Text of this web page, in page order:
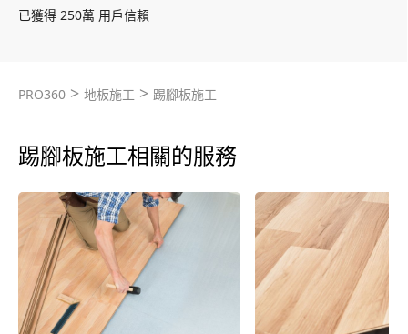
已獲得 250萬 用戶信賴
PRO360 > 地板施工 > 踢腳板施工
踢腳板施工相關的服務